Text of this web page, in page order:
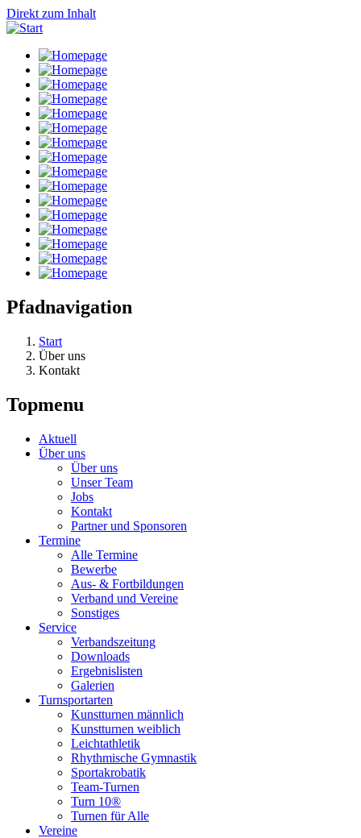
Direkt zum Inhalt
Pfadnavigation
Start
Über uns
Kontakt
Topmenu
Aktuell
Über uns
Über uns
Unser Team
Jobs
Kontakt
Partner und Sponsoren
Termine
Alle Termine
Bewerbe
Aus- & Fortbildungen
Verband und Vereine
Sonstiges
Service
Verbandszeitung
Downloads
Ergebnislisten
Galerien
Turnsportarten
Kunstturnen männlich
Kunstturnen weiblich
Leichtathletik
Rhythmische Gymnastik
Sportakrobatik
Team-Turnen
Turn 10®
Turnen für Alle
Vereine